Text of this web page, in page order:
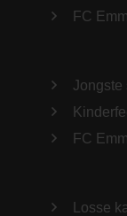
FC
Jongste
FC
Losse